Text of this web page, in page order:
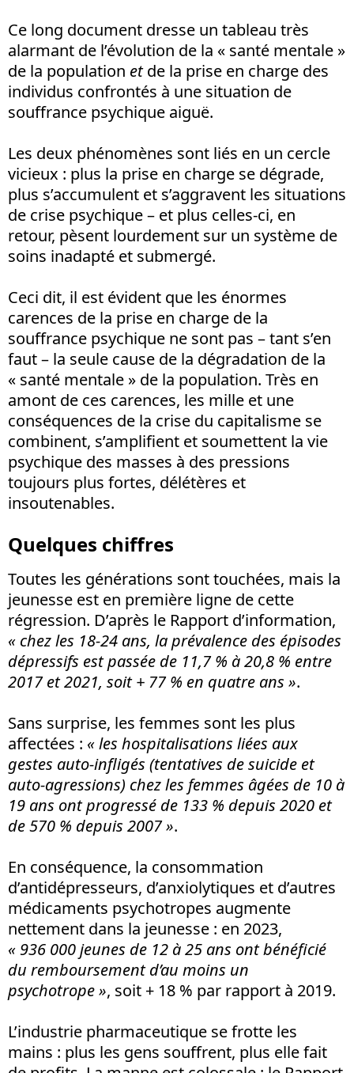
Ce long document dresse un tableau très
alarmant de l’évolution de la « santé mentale »
de la population etde la prise en charge des
individus confrontés à une situation de
souffrance psychique aiguë.
Les deux phénomènes sont liés en un cercle
vicieux : plus la prise en charge se dégrade,
plus s’accumulent et s’aggravent les situations
de crise psychique – et plus celles-ci, en
retour, pèsent lourdement sur un système de
soins inadapté et submergé.
Ceci dit, il est évident que les énormes
carences de la prise en charge de la
souffrance psychique ne sont pas – tant s’en
faut – la seule cause de la dégradation de la
« santé mentale » de la population. Très en
amont de ces carences, les mille et une
conséquences de la crise du capitalisme se
combinent, s’amplifient et soumettent la vie
psychique des masses à des pressions
toujours plus fortes, délétères et
insoutenables.
Quelques chiffres
Toutes les générations sont touchées, mais la
jeunesse est en première ligne de cette
régression. D’après le Rapport d’information,
« chez les 18-24 ans, la prévalence des épisodes
dépressifs est passée de 11,7 % à 20,8 % entre
2017 et 2021, soit + 77 % en quatre ans ».
Sans surprise, les femmes sont les plus
affectées : « les hospitalisations liées aux
gestes auto-infligés (tentatives de suicide et
auto-agressions) chez les femmes âgées de 10 à
19 ans ont progressé de 133 % depuis 2020 et
de 570 % depuis 2007 ».
En conséquence, la consommation
d’antidépresseurs, d’anxiolytiques et d’autres
médicaments psychotropes augmente
nettement dans la jeunesse : en 2023,
« 936 000 jeunes de 12 à 25 ans ont bénéficié
du remboursement d’au moins un
psychotrope », soit + 18 % par rapport à 2019.
L’industrie pharmaceutique se frotte les
mains : plus les gens souffrent, plus elle fait